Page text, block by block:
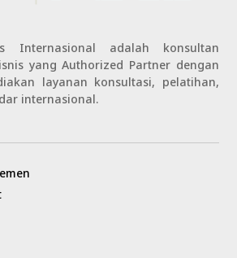
Internasional adalah konsultan
yang Authorized Partner dengan
layanan konsultasi, pelatihan,
internasional.